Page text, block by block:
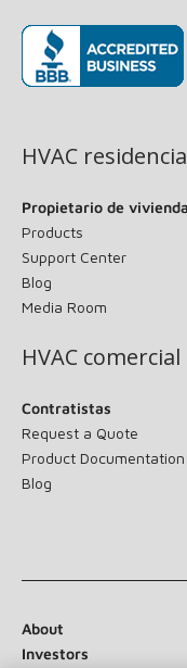
HVAC
Propietario de vivienda
Products
Support Center
Blog
Media Room
HVAC comercial
Contratistas
Request a Quote
Product Documentation
Blog
About
Investors